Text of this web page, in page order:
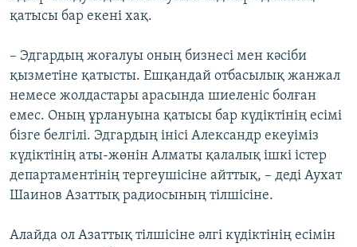
қатысы бар екені хақ.
– Эдгардың жоғалуы оның бизнесі мен кәсіби
қызметіне қатысты. Ешқандай отбасылық жанжал
немесе жолдастары арасында шиеленіс болған
емес. Оның ұрлануына қатысы бар күдіктінің есімі
бізге белгілі. Эдгардың інісі Александр екеуіміз
күдіктінің аты-жөнін Алматы қалалық ішкі істер
департаментінің тергеушісіне айттық, – деді Аухат
Шаинов Азаттық радиосының тілшісіне.
Алайда ол Азаттық тілшісіне әлгі күдіктінің есімін